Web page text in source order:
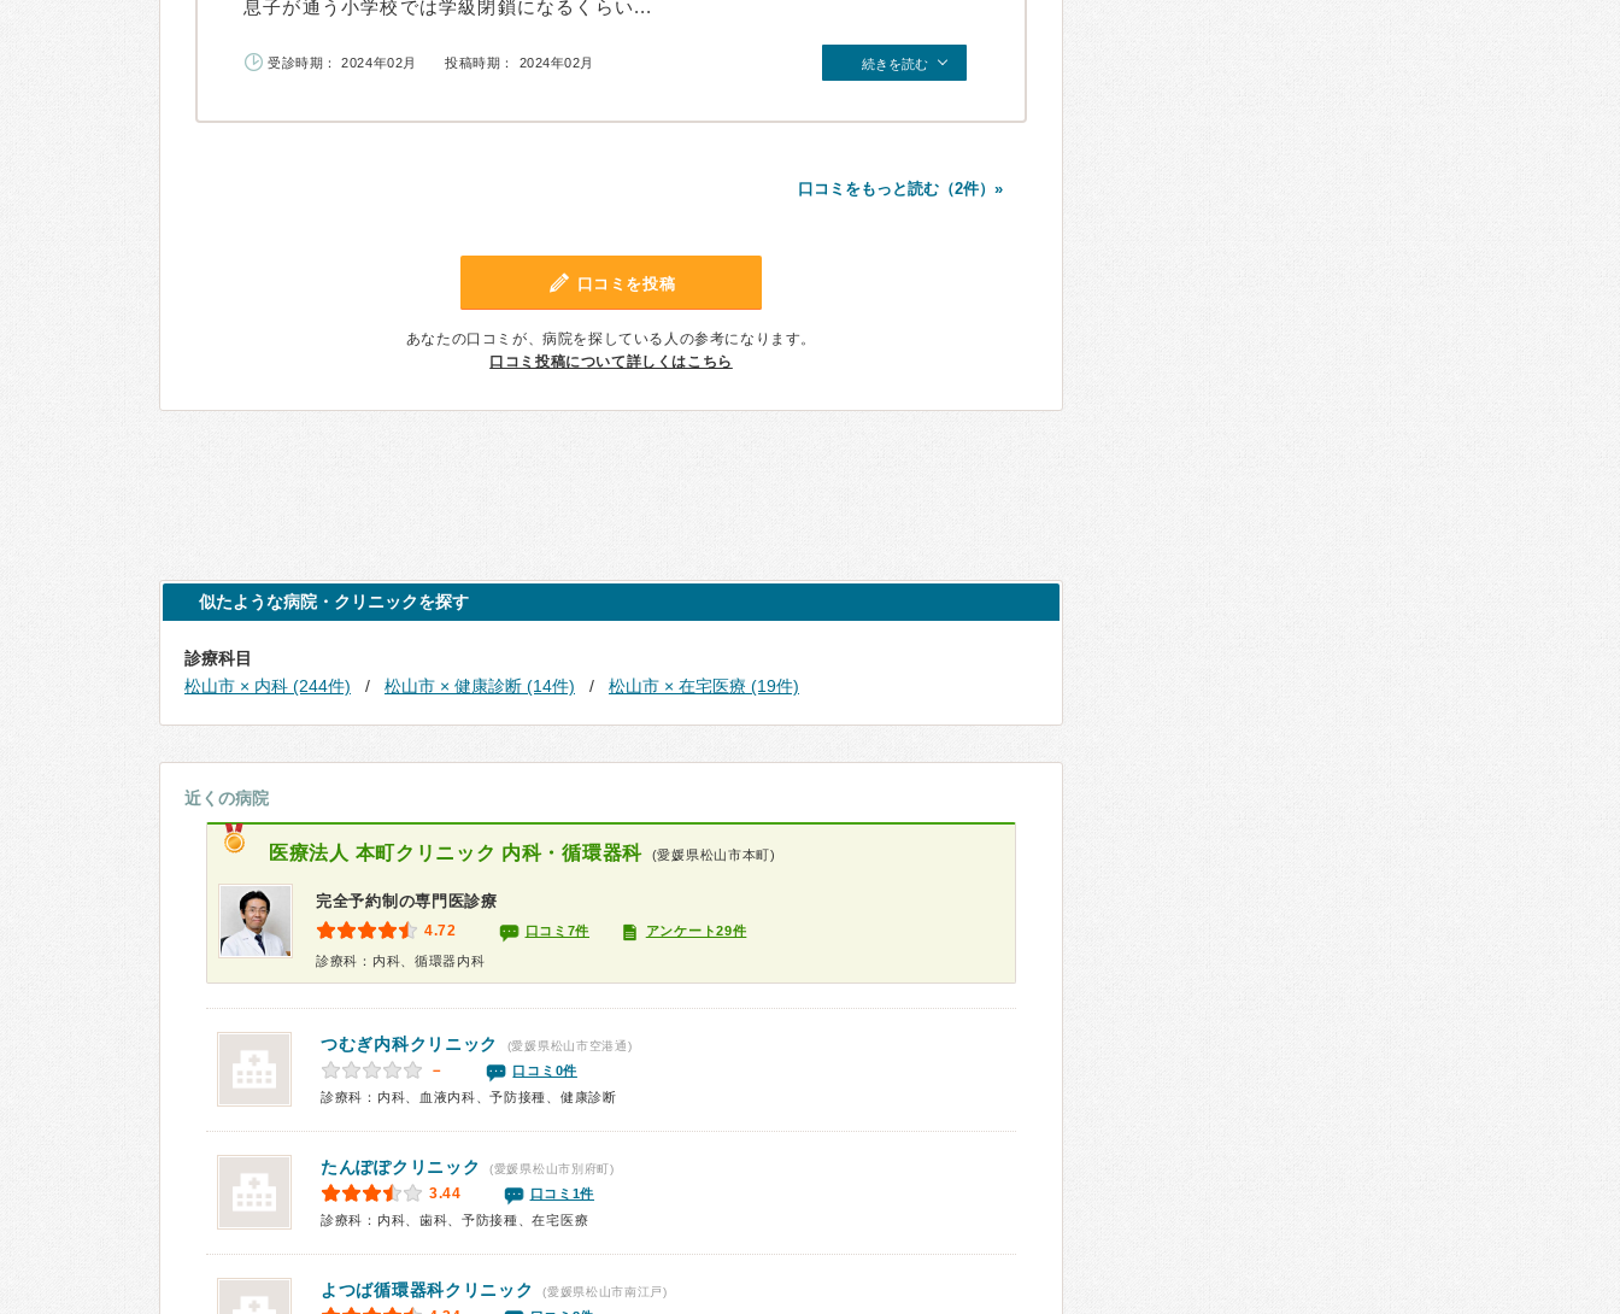
息子が通う小学校では学級閉鎖になるくらい...
受診時期： 2024年02月 投稿時期： 2024年02月 続きを読む
口コミをもっと読む（2件）»
口コミを投稿
あなたの口コミが、病院を探している人の参考になります。
口コミ投稿について詳しくはこちら
似たような病院・クリニックを探す
診療科目
松山市 × 内科 (244件)
松山市 × 健康診断 (14件) 松山市 × 在宅医療 (19件)
近くの病院
医療法人 本町クリニック 内科・循環器科 (愛媛県松山市本町)
完全予約制の専門医診療
4.72 口コミ7件 アンケート29件
診療科：内科、循環器内科
つむぎ内科クリニック (愛媛県松山市空港通)
－
口コミ0件
診療科：内科、血液内科、予防接種、健康診断
たんぽぽクリニック (愛媛県松山市別府町)
3.44
口コミ1件
診療科：内科、歯科、予防接種、在宅医療
よつば循環器科クリニック (愛媛県松山市南江戸)